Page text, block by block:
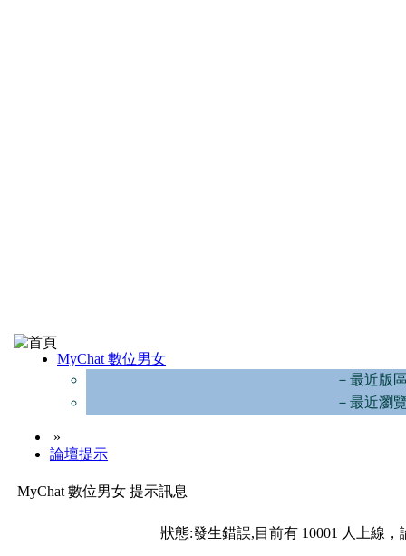
MyChat 數位男女
－最近版
－最近瀏
»
論壇提示
MyChat 數位男女 提示訊息
狀態:發生錯誤,目前有 10001 人上線